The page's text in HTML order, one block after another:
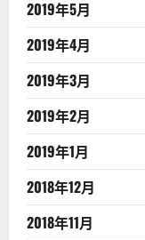
2019年5月
2019年4月
2019年3月
2019年2月
2019年1月
2018年12月
2018年11月